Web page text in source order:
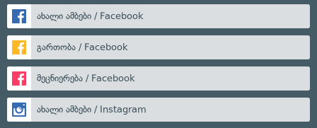
ახალი ამბები / Facebook
გართობა / Facebook
მეცნიერება / Facebook
ახალი ამბები / Instagram